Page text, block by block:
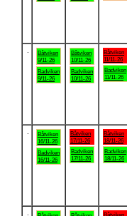
Båtviken
9/11-26
Badviken
9/11-26
Båtviken
10/11-26
Badviken
10/11-26
Båtviken
11/11-26
Badviken
11/11-26
Båtviken
16/11-26
Badviken
16/11-26
Båtviken
17/11-26
Badviken
17/11-26
Båtviken
18/11-26
Badviken
18/11-26
Båtviken